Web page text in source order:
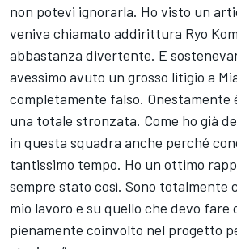
non potevi ignorarla. Ho visto un
veniva chiamato addirittura Ryo
abbastanza divertente. E
avessimo avuto un grosso litigio a
completamente falso.
una totale stronzata. Come ho già
in questa squadra anche perché
tantissimo tempo. Ho un ottimo
sempre stato così. Sono totalmente
mio lavoro e su quello che devo fare
pienamente coinvolto nel progetto